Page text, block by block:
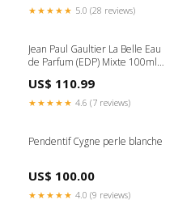
★★★★★ 5.0 (28 reviews)
Jean Paul Gaultier La Belle Eau
de Parfum (EDP) Mixte 100ml
US$ 110.99
★★★★★ 4.6 (7 reviews)
Pendentif Cygne perle blanche
US$ 100.00
★★★★★ 4.0 (9 reviews)